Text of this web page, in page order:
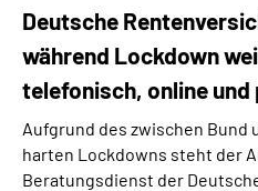
Deutsche
während Lockdown
telefonisch, online
Aufgrund des zwischen Bund
harten Lockdowns steht der
Beratungsdienst der